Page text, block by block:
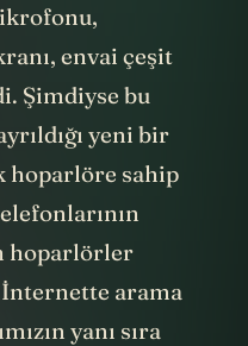
envai çeşit
Şimdiyse bu
yeni bir
hoparlöre sahip
hoparlörler
arama
yanı sıra